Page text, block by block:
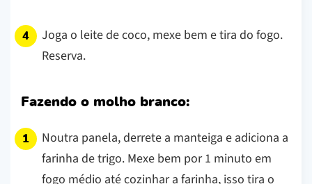
Joga o leite de coco, mexe bem e tira do fogo.
Reserva.
Fazendo o molho branco:
Noutra panela, derrete a manteiga e adiciona a
farinha de trigo. Mexe bem por 1 minuto em
fogo médio até cozinhar a farinha, isso tira o